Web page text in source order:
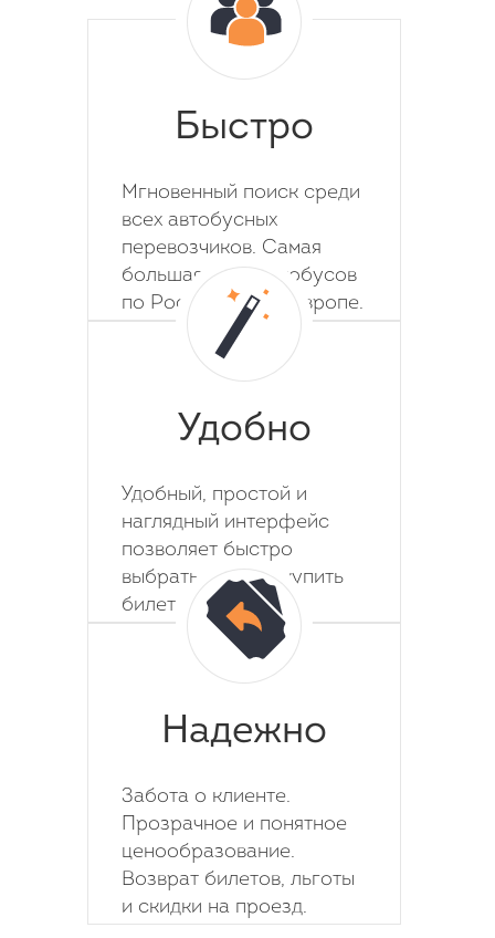
Быстро
Мгновенный поиск среди
всех автобусных
перевозчиков. Самая
большая база автобусов
по России, СНГ и Европе.
Удобно
Удобный, простой и
наглядный интерфейс
позволяет быстро
выбрать место и купить
билет на автобус.
Надежно
Забота о клиенте.
Прозрачное и понятное
ценообразование.
Возврат билетов, льготы
и скидки на проезд.